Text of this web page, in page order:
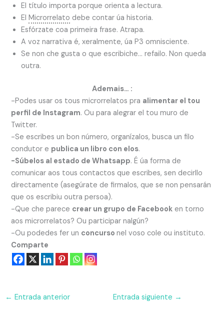
El título importa porque orienta a lectura.
ElMicrorrelato debe contar úa historia.
Esfórzate coa primeira frase. Atrapa.
A voz narrativa é, xeralmente, úa P3 omnisciente.
Se non che gusta o que escribiche… refailo. Non queda
outra.
Ademais… :
-Podes usar os tous microrrelatos pra alimentar el tou
perfil de Instagram. Ou para alegrar el tou muro de
Twitter.
-Se escribes un bon número, organízalos, busca un filo
condutor e publica un libro con elos.
-Súbelos al estado de Whatsapp. É úa forma de
comunicar aos tous contactos que escribes, sen decirllo
directamente (asegúrate de firmalos, que se non pensarán
que os escribiu outra persoa).
-Que che parece crear un grupo de Facebook en torno
aos microrrelatos? Ou participar nalgún?
-Ou podedes fer un concursonel voso cole ou instituto.
Comparte
← Entrada anterior Entrada siguiente →